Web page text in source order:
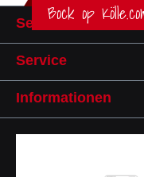
Bock op
Service-Hotline
Service
Informationen